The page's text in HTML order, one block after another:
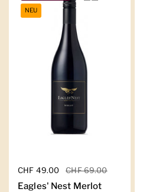
Regulärer Preis
CHF 49.00 Sale-Preis
CHF 69.00
Eagles' Nest Merlot
NEU